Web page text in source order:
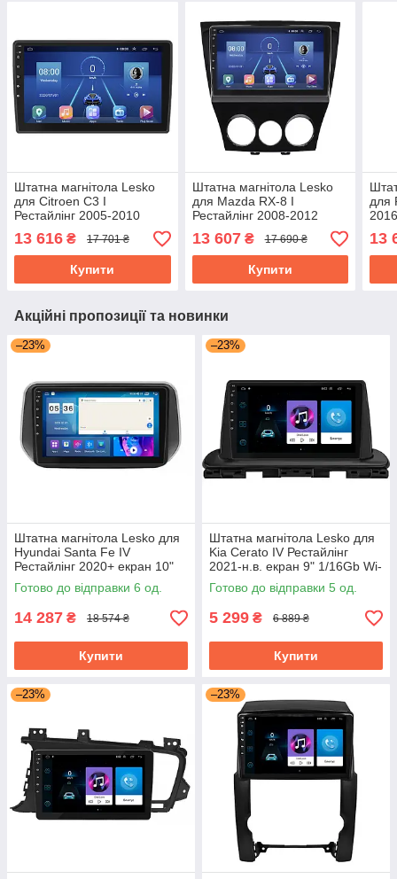
Штатна магнітола Lesko
для Citroen C3 I
Рестайлінг 2005-2010
екран 9" 4/64Gb/ 4G/ Wi-
Fi/ CarPlay Top GPS
13 616 ₴ 17 701 ₴
Купити
Штатна магнітола Lesko
для Mazda RX-8 I
Рестайлінг 2008-2012
екран 9" 4/64Gb 4G Wi-Fi
GPS Top
13 607₴ 17 690 ₴
Купити
для
13
Акційні пропозиції та новинки
–23%
Штатна магнітола Lesko для
Hyundai Santa Fe IV
Рестайлінг 2020+ екран 10"
4/64Gb CarPlay 4G Wi-Fi GPS
Prime
Готово до відправки 6 од.
14 287 ₴ 18 574 ₴
Купити
–23%
Штатна магнітола Lesko для
Kia Cerato IV Рестайлінг
2021-н.в. екран 9" 1/16Gb Wi-
Fi GPS Base
Готово до відправки 5 од.
5 299 ₴ 6 889 ₴
Купити
–23% –23%